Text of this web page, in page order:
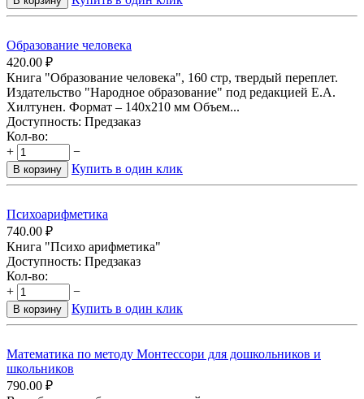
Образование человека
420.00 ₽
Книга "Образование человека", 160 стр, твердый переплет.
Издательство "Народное образование" под редакцией Е.А.
Хилтунен. Формат – 140х210 мм Объем...
Доступность: Предзаказ
Кол-во:
+
−
В корзину Купить в один клик
Психоарифметика
740.00 ₽
Книга "Психо арифметика"
Доступность: Предзаказ
Кол-во:
+
−
В корзину Купить в один клик
Математика по методу Монтессори для дошкольников и
школьников
790.00 ₽